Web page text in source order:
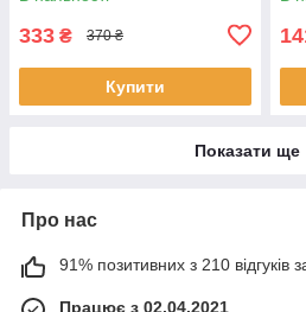
333 ₴ 370 ₴
Купити
Показати ще
Про нас
91% позитивних з 210 відгуків
Працює з 02.04.2021